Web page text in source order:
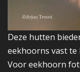
Deze hutten
eekhoorns vast
Voor eekhoorn